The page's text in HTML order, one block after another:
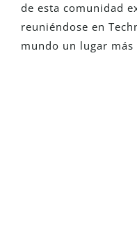
de esta comunidad
reuniéndose en
mundo un lugar más